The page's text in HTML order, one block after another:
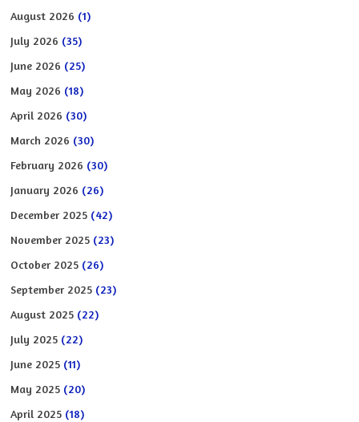
August 2026 (1)
July 2026 (35)
June 2026 (25)
May 2026 (18)
April 2026 (30)
March 2026 (30)
February 2026 (30)
January 2026 (26)
December 2025 (42)
November 2025 (23)
October 2025 (26)
September 2025 (23)
August 2025 (22)
July 2025 (22)
June 2025 (11)
May 2025 (20)
April 2025 (18)